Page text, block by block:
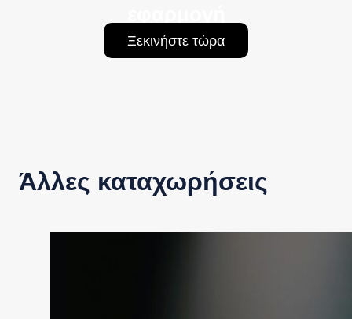
Ξεκινήστε τώρα
Άλλες καταχωρήσεις